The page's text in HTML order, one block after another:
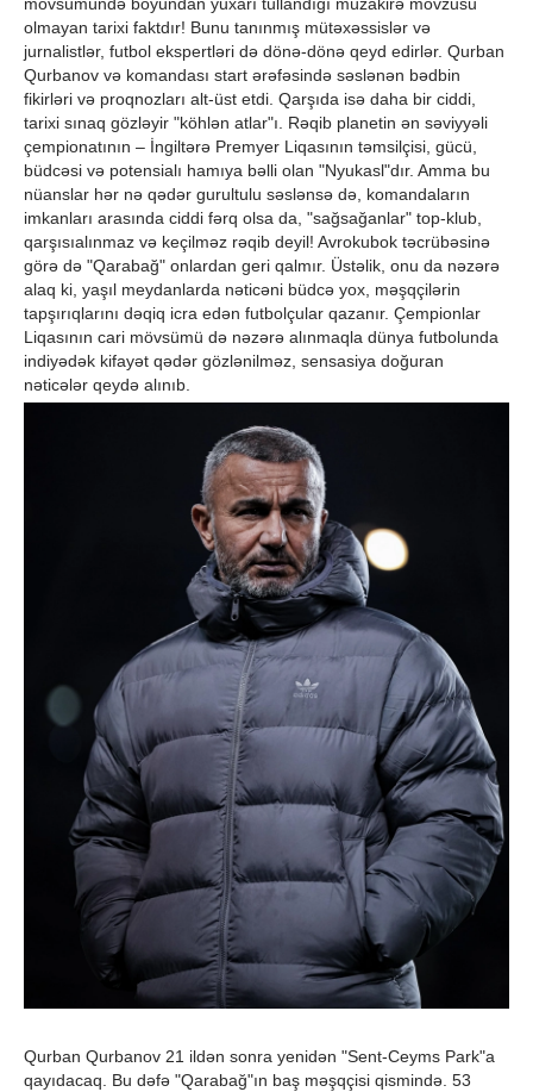
olmayan tarixi faktdır! Bunu tanınmış mütəxəssislər və
jurnalistlər, futbol ekspertləri də dönə-dönə qeyd edirlər. Qurban
Qurbanov və komandası start ərəfəsində səslənən bədbin
fikirləri və proqnozları alt-üst etdi. Qarşıda isə daha bir ciddi,
tarixi sınaq gözləyir "köhlən atlar"ı. Rəqib planetin ən səviyyəli
çempionatının – İngiltərə Premyer Liqasının təmsilçisi, gücü,
büdcəsi və potensialı hamıya bəlli olan "Nyukasl"dır. Amma bu
nüanslar hər nə qədər gurultulu səslənsə də, komandaların
imkanları arasında ciddi fərq olsa da, "sağsağanlar" top-klub,
qarşısıalınmaz və keçilməz rəqib deyil! Avrokubok təcrübəsinə
görə də "Qarabağ" onlardan geri qalmır. Üstəlik, onu da nəzərə
alaq ki, yaşıl meydanlarda nəticəni büdcə yox, məşqçilərin
tapşırıqlarını dəqiq icra edən futbolçular qazanır. Çempionlar
Liqasının cari mövsümü də nəzərə alınmaqla dünya futbolunda
indiyədək kifayət qədər gözlənilməz, sensasiya doğuran
nəticələr qeydə alınıb.
Qurban Qurbanov 21 ildən sonra yenidən "Sent-Ceyms Park"a
qayıdacaq. Bu dəfə "Qarabağ"ın baş məşqçisi qismində. 53